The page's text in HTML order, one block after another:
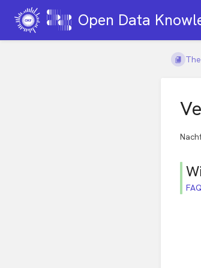
Open Data